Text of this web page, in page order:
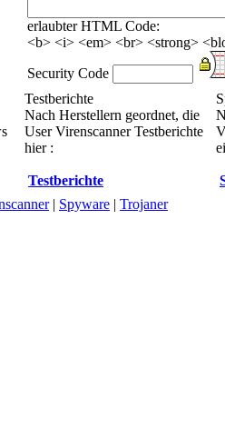
erlaubter HTML Code:
<b> <i> <em> <br> <strong>
Security Code
Testberichte
Nach Herstellern geordnet, die
User Virenscanner Testberichte
hier :
Testberichte
| Spyware | Trojaner